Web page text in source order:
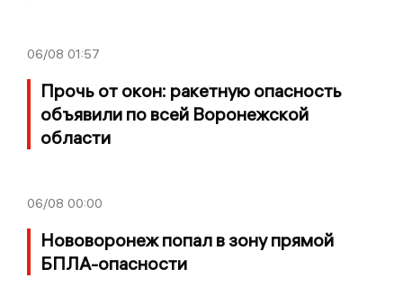
06/08 01:57
Прочь от окон: ракетную опасность
объявили по всей Воронежской
области
06/08 00:00
Нововоронеж попал в зону прямой
БПЛА-опасности